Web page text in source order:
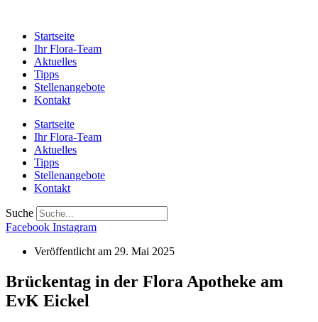
Startseite
Ihr Flora-Team
Aktuelles
Tipps
Stellenangebote
Kontakt
Startseite
Ihr Flora-Team
Aktuelles
Tipps
Stellenangebote
Kontakt
Suche
Facebook Instagram
Veröffentlicht am 29. Mai 2025
Brückentag in der Flora Apotheke am
EvK Eickel